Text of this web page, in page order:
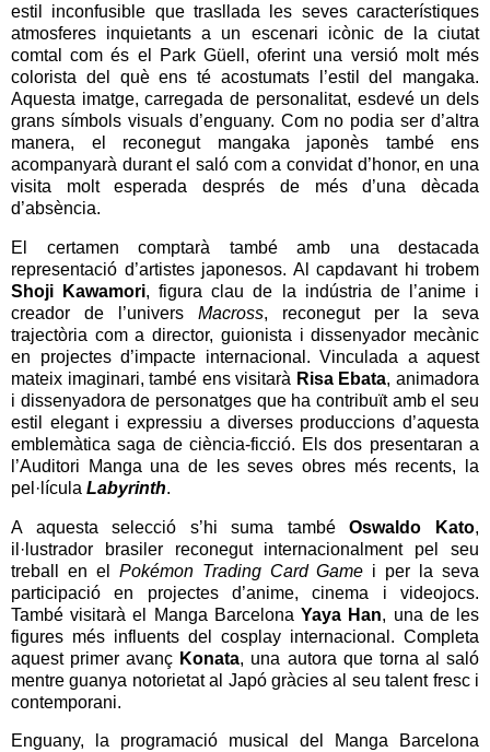
estil inconfusible que trasllada les seves característiques
atmosferes inquietants a un escenari icònic de la ciutat
comtal com és el Park Güell, oferint una versió molt més
colorista del què ens té acostumats l’estil del mangaka.
Aquesta imatge, carregada de personalitat, esdevé un dels
grans símbols visuals d’enguany. Com no podia ser d’altra
manera, el reconegut mangaka japonès també ens
acompanyarà durant el saló com a convidat d’honor, en una
visita molt esperada després de més d’una dècada
d’absència.
El certamen comptarà també amb una destacada
representació d’artistes japonesos. Al capdavant hi trobem
Shoji Kawamori, figura clau de la indústria de l’anime i
creador de l’univers Macross, reconegut per la seva
trajectòria com a director, guionista i dissenyador mecànic
en projectes d’impacte internacional. Vinculada a aquest
mateix imaginari, també ens visitarà Risa Ebata, animadora
i dissenyadora de personatges que ha contribuït amb el seu
estil elegant i expressiu a diverses produccions d’aquesta
emblemàtica saga de ciència-ficció. Els dos presentaran a
l’Auditori Manga una de les seves obres més recents, la
pel·lícula Labyrinth.
A aquesta selecció s’hi suma tambéOswaldo Kato,
il·lustrador brasiler reconegut internacionalment pel seu
treball en el Pokémon Trading Card Game i per la seva
participació en projectes d’anime, cinema i videojocs.
També visitarà el Manga BarcelonaYaya Han, una de les
figures més influents del cosplay internacional. Completa
aquest primer avanç Konata, una autora que torna al saló
mentre guanya notorietat al Japó gràcies al seu talent fresc i
contemporani.
Enguany, la programació musical del Manga Barcelona